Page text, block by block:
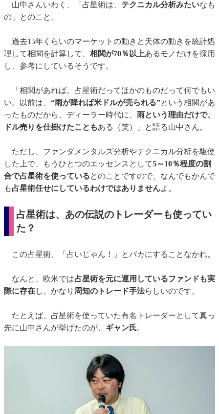
山中さんいわく、「占星術は、 テクニカル分析みたいなも
の」とのこと。
過去15年くらいのマーケットの動きと天体の動きを統計処
理して相関を計算して、 相関が70％以上あるモノだけを採用
し、参考にしているそうです。
「相関があれば、占星術だってほかのものだって何でもい
い。以前は、 “雨が降れば米ドルが売られる”という相関があ
ったものだから、ディーラー時代に、 雨という理由だけで、
ドル売りを仕掛けたこともある（笑）」と語る山中さん。
ただし、ファンダメンタルズ分析やテクニカル分析を駆使
した上で、もうひとつのエッセンスとして5～10％程度の割
合で占星術を使っているとのことですので、なんでもかんで
も占星術任せにしているわけではありませんよ。
占星術は、あの伝説のトレーダーも使ってい
た？
この占星術、「占いじゃん！」とバカにすることなかれ。
なんと、欧米では占星術を元に運用しているファンドも実
際に存在し、かなり 周知のトレード手法らしいのです。
たとえば、占星術を使っていた有名トレーダーとして真っ
先に山中さんが挙げたのが、 ギャン氏。